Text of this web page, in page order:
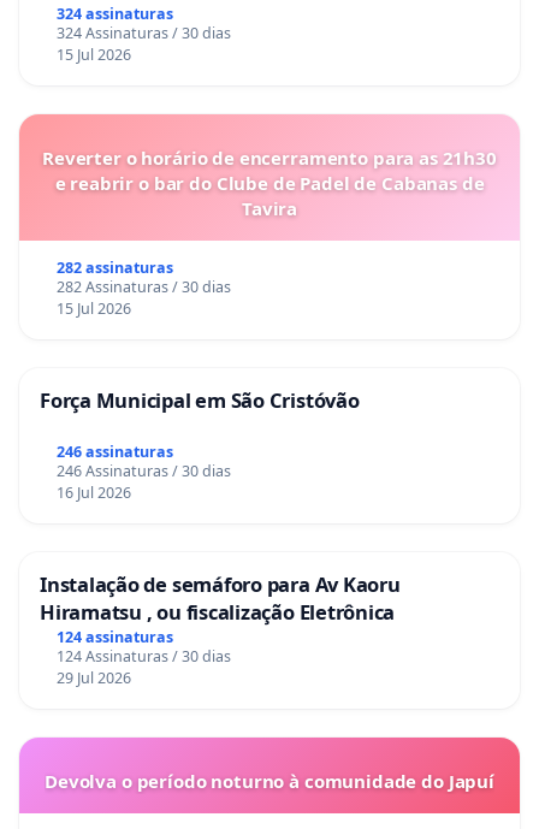
324 assinaturas
324 Assinaturas / 30 dias
15 Jul 2026
Reverter o horário de encerramento para as 21h30
e reabrir o bar do Clube de Padel de Cabanas de
Tavira
282 assinaturas
282 Assinaturas / 30 dias
15 Jul 2026
Força Municipal em São Cristóvão
246 assinaturas
246 Assinaturas / 30 dias
16 Jul 2026
Instalação de semáforo para Av Kaoru
Hiramatsu , ou fiscalização Eletrônica
124 assinaturas
124 Assinaturas / 30 dias
29 Jul 2026
Devolva o período noturno à comunidade do Japuí